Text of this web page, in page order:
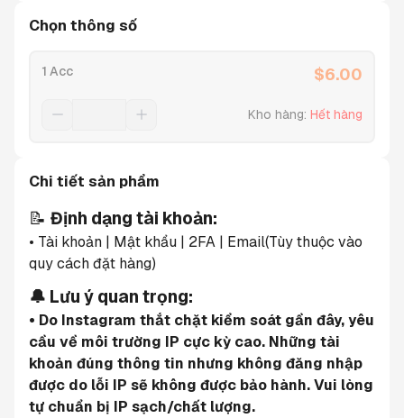
Chọn thông số
1 Acc $6.00
Kho hàng: Hết hàng
Chi tiết sản phẩm
📝 Định dạng tài khoản:
• Tài khoản | Mật khẩu | 2FA | Email(Tùy thuộc vào
quy cách đặt hàng)
🔔 Lưu ý quan trọng:
• Do Instagram thắt chặt kiểm soát gần đây, yêu
cầu về môi trường IP cực kỳ cao. Những tài
khoản đúng thông tin nhưng không đăng nhập
được do lỗi IP sẽ không được bảo hành. Vui lòng
tự chuẩn bị IP sạch/chất lượng.